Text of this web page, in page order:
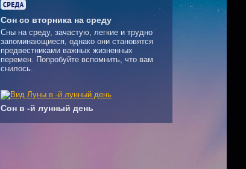
Сон со вторника на среду
Сны на среду, зачастую, легкие и трудно
запоминающиеся, однако они становятся
предвестниками важных жизненных
перемен. Попробуйте вспомнить, что вам
снилось.
Сон в -й лунный день